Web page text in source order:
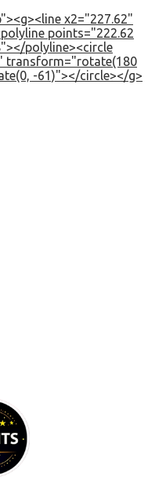
x2="227.62"
points="222.62
polyline><circle
transform="rotate(180
-61)"></circle></g>